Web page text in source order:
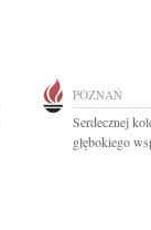
POZNAŃ
Serdecznej
głębokiego